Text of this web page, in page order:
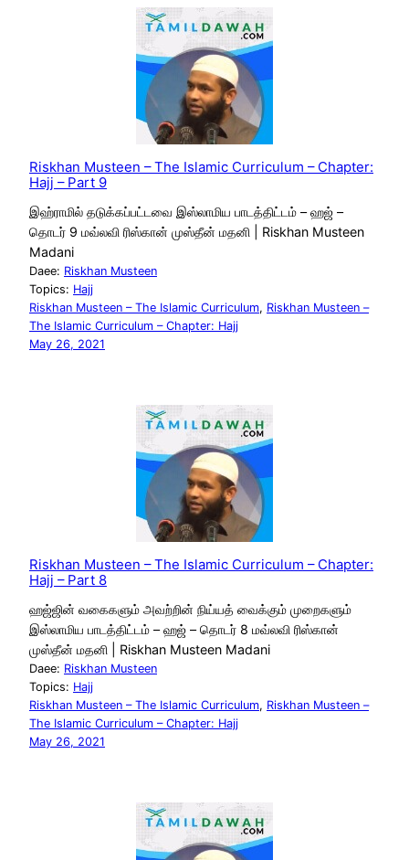
Riskhan Musteen – The Islamic Curriculum – Chapter:
Hajj – Part 9
இஹ்ராமில் தடுக்கப்பட்டவை இஸ்லாமிய பாடத்திட்டம் – ஹஜ் –
தொடர் 9 மவ்லவி ரிஸ்கான் முஸ்தீன் மதனி | Riskhan Musteen
Madani
Daee: Riskhan Musteen
Topics: Hajj
Riskhan Musteen – The Islamic Curriculum, Riskhan Musteen –
The Islamic Curriculum – Chapter: Hajj
May 26, 2021
Riskhan Musteen – The Islamic Curriculum – Chapter:
Hajj – Part 8
ஹஜ்ஜின் வகைகளும் அவற்றின் நிய்யத் வைக்கும் முறைகளும்
இஸ்லாமிய பாடத்திட்டம் – ஹஜ் – தொடர் 8 மவ்லவி ரிஸ்கான்
முஸ்தீன் மதனி | Riskhan Musteen Madani
Daee: Riskhan Musteen
Topics: Hajj
Riskhan Musteen – The Islamic Curriculum, Riskhan Musteen –
The Islamic Curriculum – Chapter: Hajj
May 26, 2021